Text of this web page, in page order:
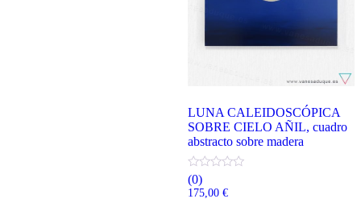
LUNA CALEIDOSCÓPICA
SOBRE CIELO AÑIL, cuadro
abstracto sobre madera
(0)
175,00 €